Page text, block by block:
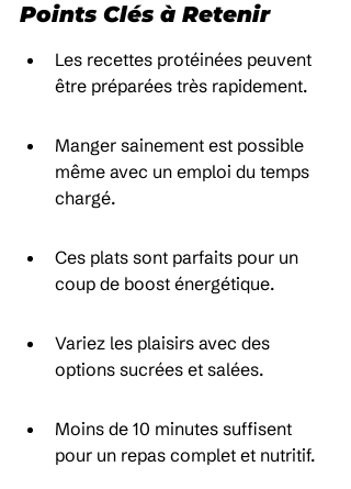
Points Clés à Retenir
Les recettes protéinées peuvent
être préparées très rapidement.
Manger sainement est possible
même avec un emploi du temps
chargé.
Ces plats sont parfaits pour un
coup de boost énergétique.
Variez les plaisirs avec des
options sucrées et salées.
Moins de 10 minutes suffisent
pour un repas complet et nutritif.